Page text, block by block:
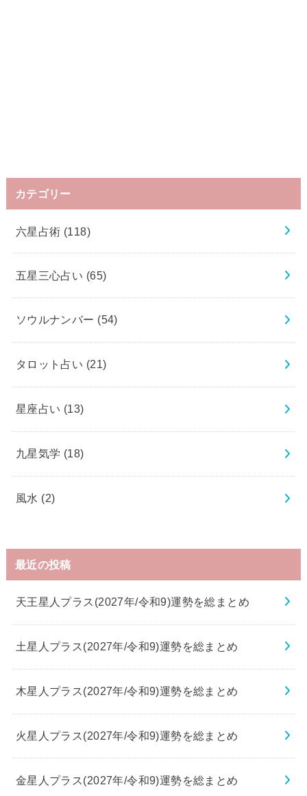
カテゴリー
六星占術 (118)
五星三心占い (65)
ソウルナンバー (54)
タロット占い (21)
星座占い (13)
九星気学 (18)
風水 (2)
最近の投稿
天王星人プラス(2027年/令和9)運勢を総まとめ
土星人プラス(2027年/令和9)運勢を総まとめ
木星人プラス(2027年/令和9)運勢を総まとめ
火星人プラス(2027年/令和9)運勢を総まとめ
金星人プラス(2027年/令和9)運勢を総まとめ